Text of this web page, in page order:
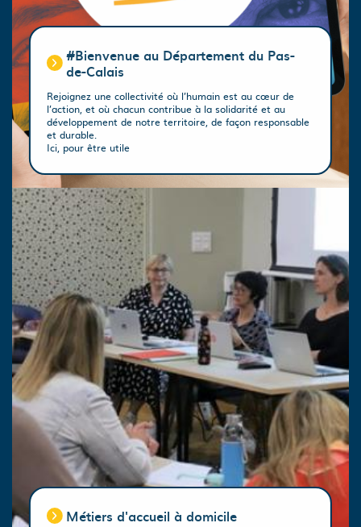
#Bienvenue au Département du Pas-
de-Calais
Rejoignez une collectivité où l’humain est au cœur de
l’action, et où chacun contribue à la solidarité et au
développement de notre territoire, de façon responsable
et durable.
Ici, pour être utile
Métiers d'accueil à domicile